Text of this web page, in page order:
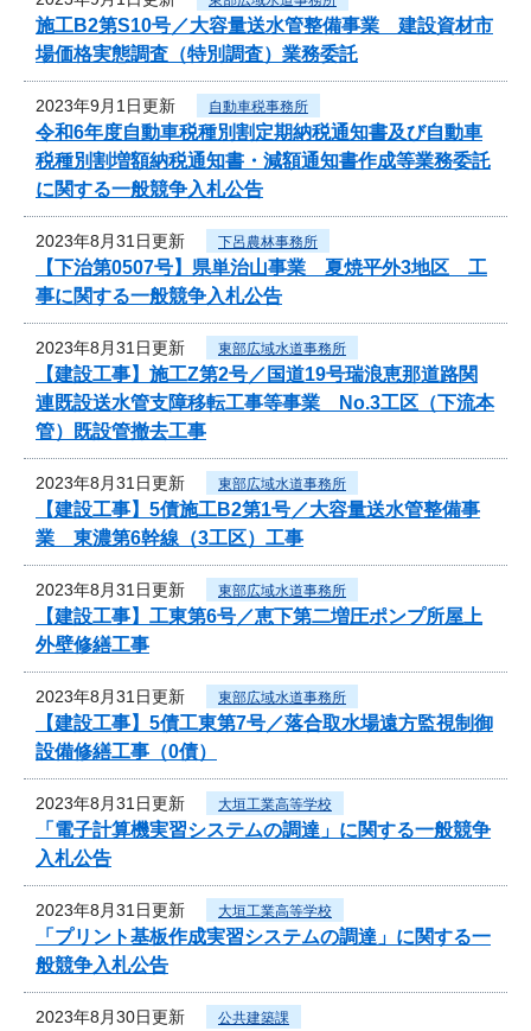
施工B2第S10号／大容量送水管整備事業 建設資材市
場価格実態調査（特別調査）業務委託
2023年9月1日更新 自動車税事務所
令和6年度自動車税種別割定期納税通知書及び自動車
税種別割増額納税通知書・減額通知書作成等業務委託
に関する一般競争入札公告
2023年8月31日更新 下呂農林事務所
【下治第0507号】県単治山事業 夏焼平外3地区 工
事に関する一般競争入札公告
2023年8月31日更新 東部広域水道事務所
【建設工事】施工Z第2号／国道19号瑞浪恵那道路関
連既設送水管支障移転工事等事業 No.3工区（下流本
管）既設管撤去工事
2023年8月31日更新 東部広域水道事務所
【建設工事】5債施工B2第1号／大容量送水管整備事
業 東濃第6幹線（3工区）工事
2023年8月31日更新 東部広域水道事務所
【建設工事】工東第6号／恵下第二増圧ポンプ所屋上
外壁修繕工事
2023年8月31日更新 東部広域水道事務所
【建設工事】5債工東第7号／落合取水場遠方監視制御
設備修繕工事（0債）
2023年8月31日更新 大垣工業高等学校
「電子計算機実習システムの調達」に関する一般競争
入札公告
2023年8月31日更新 大垣工業高等学校
「プリント基板作成実習システムの調達」に関する一
般競争入札公告
2023年8月30日更新 公共建築課